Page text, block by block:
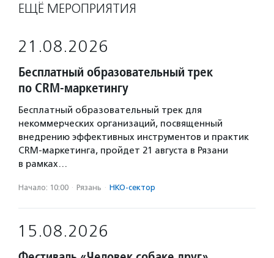
ЕЩЁ МЕРОПРИЯТИЯ
21.08.2026
Бесплатный образовательный трек
по CRM-маркетингу
Бесплатный образовательный трек для
некоммерческих организаций, посвященный
внедрению эффективных инструментов и практик
CRM-маркетинга, пройдет 21 августа в Рязани
в рамках…
Начало: 10:00 · Рязань · НКО-сектор
15.08.2026